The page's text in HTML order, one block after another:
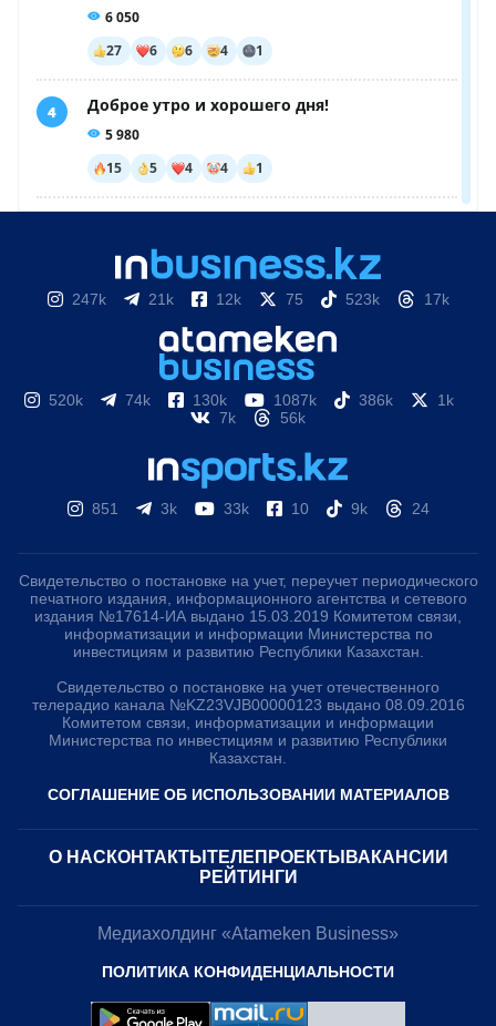
247k 21k 12k 75 523k 17k
520k 74k 130k 1087k 386k
1k
7k
56k
851 3k 33k 10 9k 24
Свидетельство о постановке на учет, переучет периодического
печатного издания, информационного агентства и сетевого
издания №17614-ИА выдано 15.03.2019 Комитетом связи,
информатизации и информации Министерства по
инвестициям и развитию Республики Казахстан.
Свидетельство о постановке на учет отечественного
телерадио канала №KZ23VJB00000123 выдано 08.09.2016
Комитетом связи, информатизации и информации
Министерства по инвестициям и развитию Республики
Казахстан.
СОГЛАШЕНИЕ ОБ ИСПОЛЬЗОВАНИИ МАТЕРИАЛОВ
О НАС КОНТАКТЫ ТЕЛЕПРОЕКТЫ ВАКАНСИИ
РЕЙТИНГИ
Медиахолдинг «Atameken Business»
ПОЛИТИКА КОНФИДЕНЦИАЛЬНОСТИ